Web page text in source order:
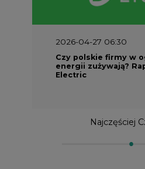
Electric